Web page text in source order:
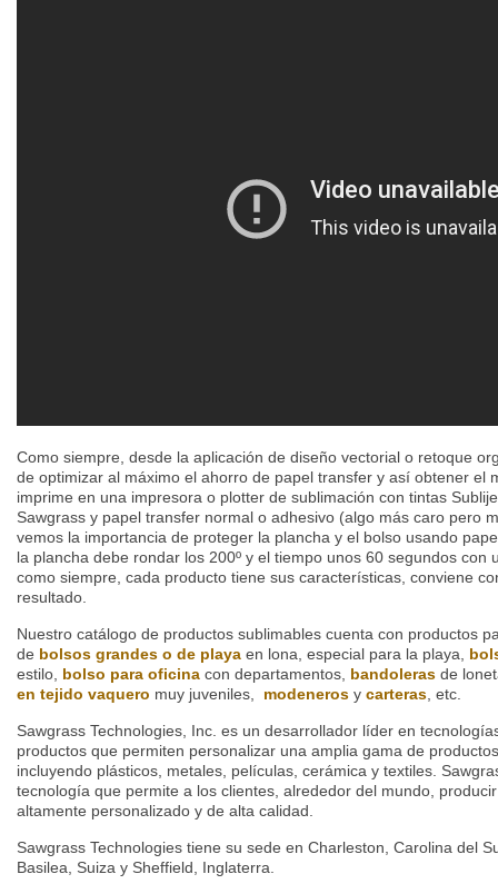
Como siempre, desde la aplicación de diseño vectorial o retoque
de optimizar al máximo el ahorro de papel transfer y así obtener el
imprime en una impresora o plotter de sublimación con tintas
Sawgrass y papel transfer normal o adhesivo (algo más caro pero
vemos la importancia de proteger la plancha y el bolso usando
la plancha debe rondar los 200º y el tiempo unos 60 segundos con
como siempre, cada producto tiene sus características, conviene
resultado.
Nuestro catálogo de productos sublimables cuenta con productos
de bolsos grandes o de playa en lona, especial para la playa,
estilo, bolso para oficina con departamentos, bandoleras de
en tejido vaquero muy juveniles, modeneros y carteras, etc.
Sawgrass Technologies, Inc. es un desarrollador líder en
productos que permiten personalizar una amplia gama de
incluyendo plásticos, metales, películas, cerámica y textiles.
tecnología que permite a los clientes, alrededor del mundo,
altamente personalizado y de alta calidad.
Sawgrass Technologies tiene su sede en Charleston, Carolina del
Basilea, Suiza y Sheffield, Inglaterra.